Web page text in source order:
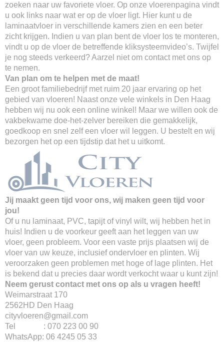
zoeken naar uw favoriete vloer. Op onze vloerenpagina vindt
u ook links naar wat er op de vloer ligt. Hier kunt u de
laminaatvloer in verschillende kamers zien en een beter
zicht krijgen. Indien u van plan bent de vloer los te monteren,
vindt u op de vloer de betreffende kliksysteemvideo’s. Twijfel
je nog steeds verkeerd? Aarzel niet om contact met ons op
te nemen.
Van plan om te helpen met de maat!
Een groot familiebedrijf met ruim 20 jaar ervaring op het
gebied van vloeren! Naast onze vele winkels in Den Haag
hebben wij nu ook een online winkel! Maar we willen ook de
vakbekwame doe-het-zelver bereiken die gemakkelijk,
goedkoop en snel zelf een vloer wil leggen. U bestelt en wij
bezorgen het op een tijdstip dat het u uitkomt.
Jij maakt geen tijd voor ons, wij maken geen tijd voor
jou!
Of u nu laminaat, PVC, tapijt of vinyl wilt, wij hebben het in
huis! Indien u de voorkeur geeft aan het leggen van uw
vloer, geen probleem. Voor een vaste prijs plaatsen wij de
vloer van uw keuze, inclusief ondervloer en plinten. Wij
veroorzaken geen problemen met hoge of lage plinten. Het
is bekend dat u precies daar wordt verkocht waar u kunt zijn!
Neem gerust contact met ons op als u vragen heeft!
Weimarstraat 170
2562HD Den Haag
cityvloeren@gmail.com
Tel : 070 223 00 90
WhatsApp: 06 4245 05 33